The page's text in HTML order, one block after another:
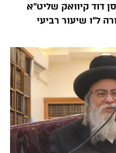
דוד קיוואק שליט”א
ל”ו שיעור רביעי